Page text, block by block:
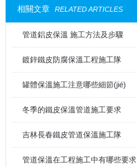
相關文章 RELATED ARTICLES
管道鋁皮保溫 施工方法及步驟
鍍鋅鐵皮防腐保溫工程施工隊
罐體保溫施工注意哪些細節(jié)
冬季的鐵皮保溫管道施工要求
吉林長春鐵皮管道保溫施工隊
管道保溫在工程施工中有哪些要求